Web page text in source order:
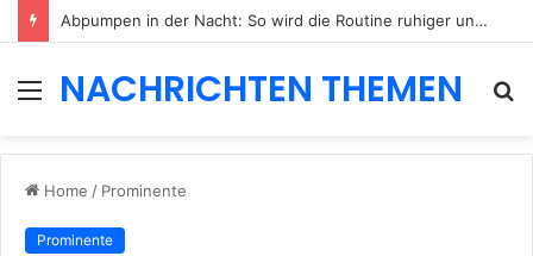
Abpumpen in der Nacht: So wird die Routine ruhiger und besser planbar
Menu
NACHRICHTEN THEMEN
Home / Prominente
Prominente